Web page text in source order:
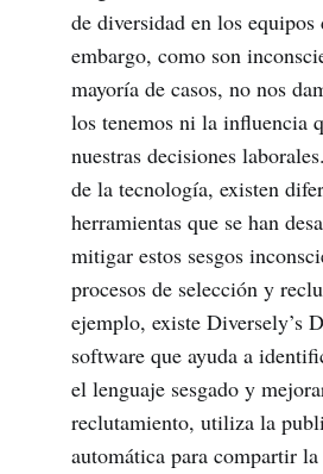
de diversidad en los
embargo, como son
mayoría de casos, no nos
los tenemos ni la influencia
nuestras decisiones
de la tecnología, existen
herramientas que se han
mitigar estos sesgos
procesos de selección y
ejemplo, existe Diversely’s
software que ayuda a
el lenguaje sesgado y
reclutamiento, utiliza la
automática para compartir